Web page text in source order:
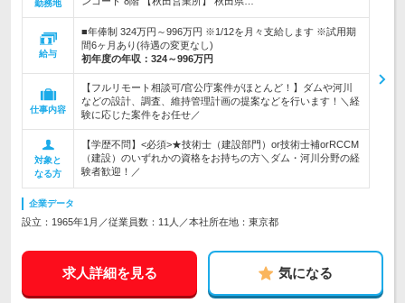
勤務地
給与
■年俸制 324万円～996万円 ※1/12を月々支給します ※試用期
間6ヶ月あり(待遇の変更なし)
初年度の年収： 324～996万円
仕事内容
【フルリモート相談可/官公庁案件がほとんど！】ダムや河川
などの設計、調査、維持管理計画の提案などを行います！＼経
験に応じた案件をお任せ／
対象と
なる方
【学歴不問】<必須>★技術士（建設部門）or技術士補orRCCM
（建設）のいずれかの資格をお持ちの方＼ダム・河川分野の経
験者歓迎！／
企業データ
設立：1965年1月／従業員数：11人／本社所在地：東京都
求人詳細を見る 気になる